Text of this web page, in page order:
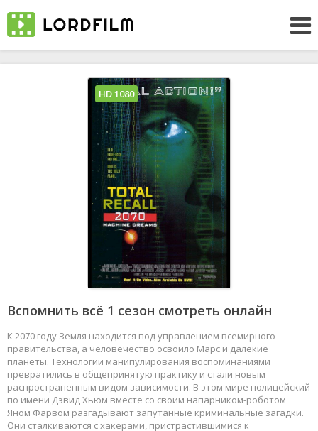
Вспомнить всё 1 сезон смотреть онлайн
К 2070 году Земля находится под управлением всемирного
правительства, а человечество освоило Марс и далекие
планеты. Технологии манипулирования воспоминаниями
превратились в общепринятую практику и стали новым
распространенным видом зависимости. В этом мире полицейский
по имени Дэвид Хьюм вместе со своим напарником-роботом
Яном Фарвом разгадывают запутанные криминальные загадки.
Они сталкиваются с хакерами, пристрастившимися к
HD 1080